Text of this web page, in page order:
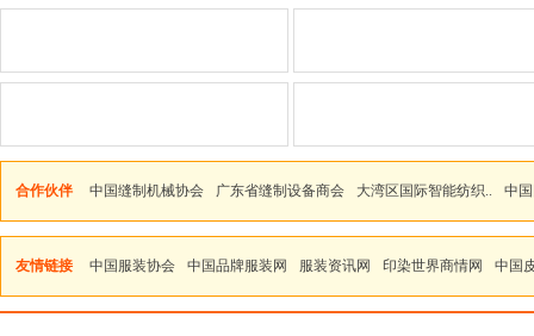
合作伙伴 中国缝制机械协会 广东省缝制设备商会 大湾区国际智能纺织.. 中
友情链接 中国服装协会 中国品牌服装网 服装资讯网 印染世界商情网 中国